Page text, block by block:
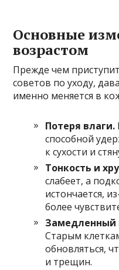
Основные
возрастом
Прежде чем
советов по уходу,
именно меняется в
Потеря влаги.
способной
к сухости и
Тонкость и
слабеет, а
истончается,
более
Замедленный
Старым
обновляться,
и трещин.